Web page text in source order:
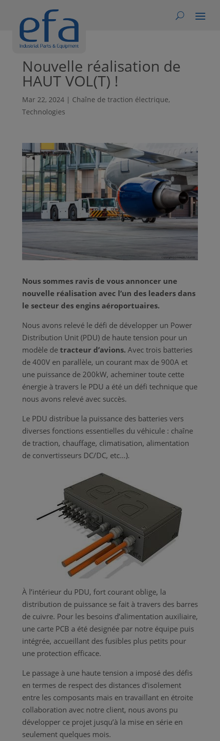
Nouvelle réalisation de
HAUT VOL(T) !
Mar 22, 2024| Chaîne de traction électrique,
Technologies
Nous sommes ravis de vous annoncer une
nouvelle réalisation avec l’un des leaders dans
le secteur des engins aéroportuaires.
Nous avons relevé le défi de développer un Power
Distribution Unit (PDU) de haute tension pour un
modèle detracteur d’avions. Avec trois batteries
de 400V en parallèle, un courant max de 900A et
une puissance de 200kW, acheminer toute cette
énergie à travers le PDU a été un défi technique que
nous avons relevé avec succès.
Le PDU distribue la puissance des batteries vers
diverses fonctions essentielles du véhicule : chaîne
de traction, chauffage, climatisation, alimentation
de convertisseurs DC/DC, etc…).
À l’intérieur du PDU, fort courant oblige, la
distribution de puissance se fait à travers des barres
de cuivre. Pour les besoins d’alimentation auxiliaire,
une carte PCB a été designée par notre équipe puis
intégrée, accueillant des fusibles plus petits pour
une protection efficace.
Le passage à une haute tension a imposé des défis
en termes de respect des distances d’isolement
entre les composants mais en travaillant en étroite
collaboration avec notre client, nous avons pu
développer ce projet jusqu’à la mise en série en
seulement quelques mois.